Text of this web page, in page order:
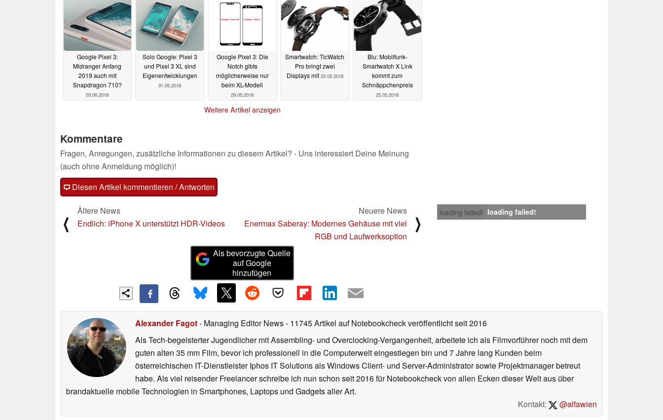
Google Pixel 3:
Midranger Anfang
2019 auch mit
Snapdragon 710?
03.06.2018
Solo Google: Pixel 3
und Pixel 3 XL sind
Eigenentwicklungen
31.05.2018
Google Pixel 3: Die
Notch gibts
möglicherweise nur
beim XL-Modell
29.05.2018
Smartwatch: TicWatch
Pro bringt zwei
Displays mit 25.05.2018
Blu: Mobilfunk-
Smartwatch X Link
kommt zum
Schnäppchenpreis
25.05.2018
Weitere Artikel anzeigen
Kommentare
Fragen, Anregungen, zusätzliche Informationen zu diesem Artikel? - Uns interessiert Deine Meinung
(auch ohne Anmeldung möglich)!
Diesen Artikel kommentieren / Antworten
loading failed! loading failed!
⟨
Ältere News
Endlich: iPhone X unterstützt HDR-Videos
Neuere News
Enermax Saberay: Modernes Gehäuse mit viel
RGB und Laufwerksoption
⟩
Als bevorzugte Quelle
auf Google
hinzufügen
Alexander Fagot- Managing Editor News- 11745 Artikel auf Notebookcheck veröffentlichtseit 2016
Als Tech-begeisterter Jugendlicher mit Assembling- und Overclocking-Vergangenheit, arbeitete ich als Filmvorführer noch mit dem
guten alten 35 mm Film, bevor ich professionell in die Computerwelt eingestiegen bin und 7 Jahre lang Kunden beim
österreichischen IT-Dienstleister Iphos IT Solutions als Windows Client- und Server-Administrator sowie Projektmanager betreut
habe. Als viel reisender Freelancer schreibe ich nun schon seit 2016 für Notebookcheck von allen Ecken dieser Welt aus über
brandaktuelle mobile Technologien in Smartphones, Laptops und Gadgets aller Art.
Kontakt:
@alfawien